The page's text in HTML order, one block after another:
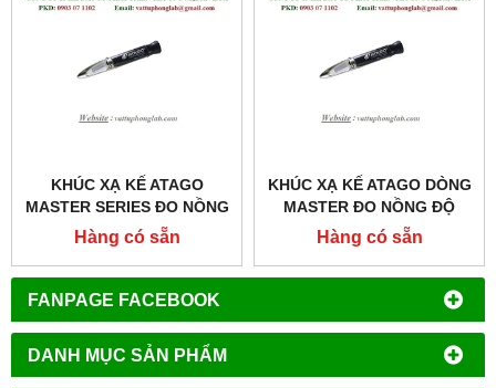
FANPAGE FACEBOOK
DANH MỤC SẢN PHẨM
KHÚC XẠ KẾ ATAGO
MASTER SERIES ĐO NỒNG
ĐỘ RƯỢU
MODEL:MASTER-KMW
Hàng có sẵn
KHÚC XẠ KẾ ATAGO DÒNG
MASTER ĐO NỒNG ĐỘ
RƯỢU MODEL:MASTER-
GOE
Hàng có sẵn